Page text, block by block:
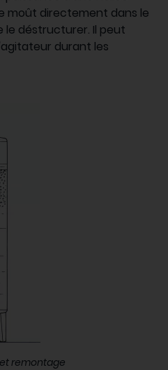
moût directement dans le
le déstructurer. Il peut
durant les
remontage